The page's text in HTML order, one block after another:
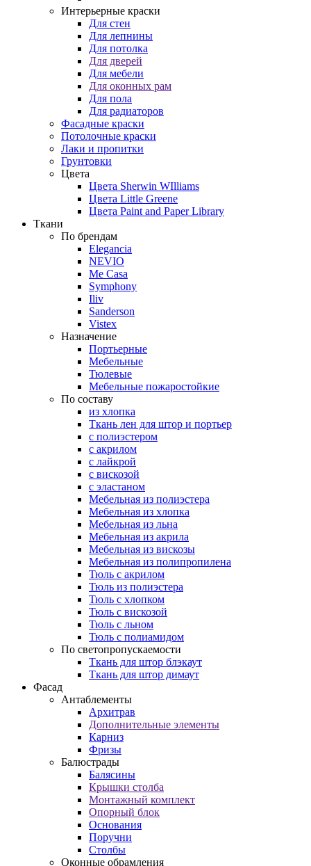
Интерьерные краски
Для стен
Для лепнины
Для потолка
Для дверей
Для мебели
Для оконных рам
Для пола
Для радиаторов
Фасадные краски
Потолочные краски
Лаки и пропитки
Грунтовки
Цвета
Цвета Sherwin WIlliams
Цвета Little Greene
Цвета Paint and Paper Library
Ткани
По брендам
Elegancia
NEVIO
Me Casa
Symphony
Iliv
Sanderson
Vistex
Назначение
Портьерные
Мебельные
Тюлевые
Мебельные пожаростойкие
По составу
из хлопка
Ткань лен для штор и портьер
с полиэстером
с акрилом
с лайкрой
с вискозой
с эластаном
Мебельная из полиэстера
Мебельная из хлопка
Мебельная из льна
Мебельная из акрила
Мебельная из вискозы
Мебельная из полипропилена
Тюль с акрилом
Тюль из полиэстера
Тюль с хлопком
Тюль с вискозой
Тюль с льном
Тюль с полиамидом
По светопропускаемости
Ткань для штор блэкаут
Ткань для штор димаут
Фасад
Антаблементы
Архитрав
Дополнительные элементы
Карниз
Фризы
Балюстрады
Балясины
Крышки столба
Монтажный комплект
Опорный блок
Основания
Поручни
Столбы
Оконные обрамления